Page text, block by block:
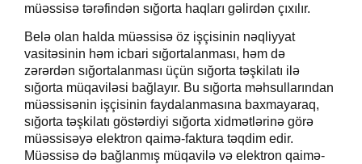
müəssisə tərəfindən sığorta haqları gəlirdən çıxılır.
Belə olan halda müəssisə öz işçisinin nəqliyyat
vasitəsinin həm icbari sığortalanması, həm də
zərərdən sığortalanması üçün sığorta təşkilatı ilə
sığorta müqaviləsi bağlayır. Bu sığorta məhsullarından
müəssisənin işçisinin faydalanmasına baxmayaraq,
sığorta təşkilatı göstərdiyi sığorta xidmətlərinə görə
müəssisəyə elektron qaimə-faktura təqdim edir.
Müəssisə də bağlanmış müqavilə və elektron qaimə-